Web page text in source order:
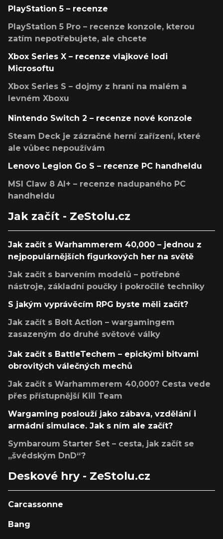
PlayStation 5 – recenze
PlayStation 5 Pro – recenze konzole, kterou
zatím nepotřebujete, ale chcete
Xbox Series X – recenze vlajkové lodi
Microsoftu
Xbox Series S – dojmy z hraní na malém a
levném Xboxu
Nintendo Switch 2 – recenze nové konzole
Steam Deck je zázračné herní zařízení, které
ale vůbec nepoužívám
Lenovo Legion Go S – recenze PC handheldu
MSI Claw 8 AI+ – recenze nadupaného PC
handheldu
Jak začít - ZeStolu.cz
Jak začít s Warhammerem 40,000 – jednou z
nejpopulárnějších figurkových her na světě
Jak začít s barvením modelů – potřebné
nástroje, základní poučky i pokročilé techniky
S jakým vyprávěcím RPG byste měli začít?
Jak začít s Bolt Action – wargamingem
zasazeným do druhé světové války
Jak začít s BattleTechem – epickými bitvami
obrovitých válečných mechů
Jak začít s Warhammerem 40,000? Cesta vede
přes přístupnější Kill Team
Wargaming poslouží jako zábava, vzdělání i
armádní simulace. Jak s ním ale začít?
Symbaroum Starter Set – cesta, jak začít se
„švédským DnD“?
Deskové hry - ZeStolu.cz
Carcassonne
Bang